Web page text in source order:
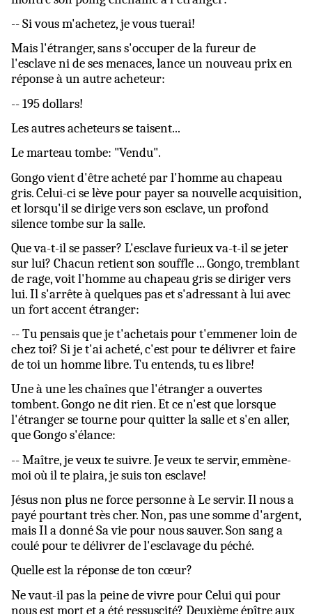
-- Si vous m'achetez, je vous tuerai!
Mais l'étranger, sans s'occuper de la fureur de
l'esclave ni de ses menaces, lance un nouveau prix en
réponse à un autre acheteur:
-- 195 dollars!
Les autres acheteurs se taisent...
Le marteau tombe: "Vendu".
Gongo vient d'être acheté par l'homme au chapeau
gris. Celui-ci se lève pour payer sa nouvelle acquisition,
et lorsqu'il se dirige vers son esclave, un profond
silence tombe sur la salle.
Que va-t-il se passer? L'esclave furieux va-t-il se jeter
sur lui? Chacun retient son souffle ... Gongo, tremblant
de rage, voit l'homme au chapeau gris se diriger vers
lui. Il s'arrête à quelques pas et s'adressant à lui avec
un fort accent étranger:
-- Tu pensais que je t'achetais pour t'emmener loin de
chez toi? Si je t'ai acheté, c'est pour te délivrer et faire
de toi un homme libre. Tu entends, tu es libre!
Une à une les chaînes que l'étranger a ouvertes
tombent. Gongo ne dit rien. Et ce n'est que lorsque
l'étranger se tourne pour quitter la salle et s'en aller,
que Gongo s'élance:
-- Maître, je veux te suivre. Je veux te servir, emmène-
moi où il te plaira, je suis ton esclave!
Jésus non plus ne force personne à Le servir. Il nous a
payé pourtant très cher. Non, pas une somme d'argent,
mais Il a donné Sa vie pour nous sauver. Son sang a
coulé pour te délivrer de l'esclavage du péché.
Quelle est la réponse de ton cœur?
Ne vaut-il pas la peine de vivre pour Celui qui pour
nous est mort et a été ressuscité? Deuxième épître aux